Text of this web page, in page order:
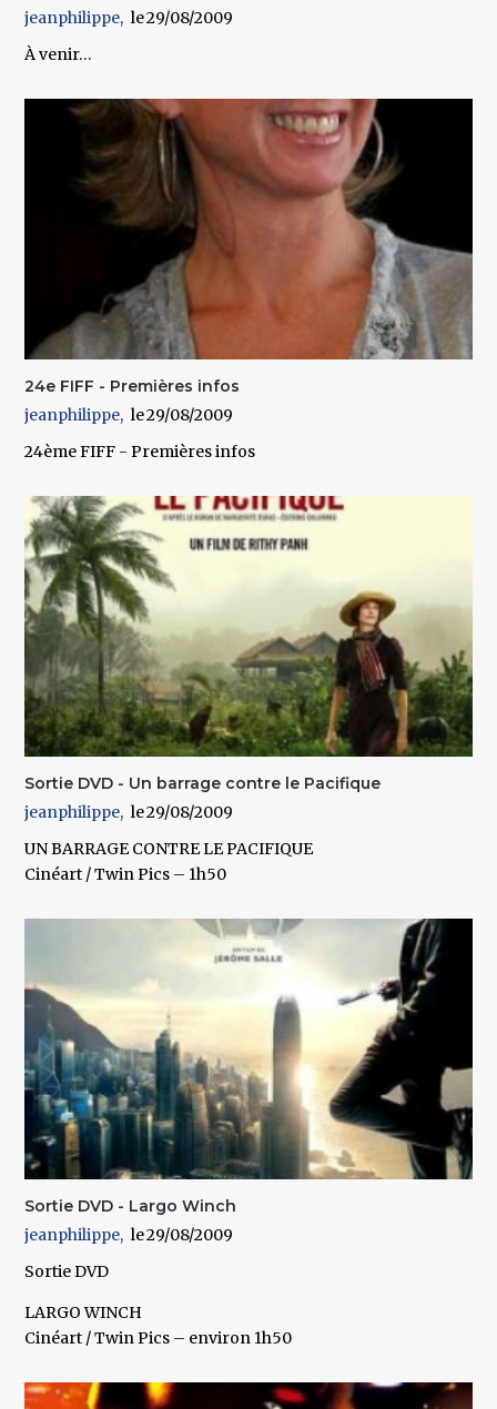
jeanphilippe
29/08/2009
À venir…
24e FIFF - Premières infos
jeanphilippe
29/08/2009
24ème FIFF - Premières infos
Sortie DVD - Un barrage contre le Pacifique
jeanphilippe
29/08/2009
UN BARRAGE CONTRE LE PACIFIQUE
Cinéart / Twin Pics – 1h50
Sortie DVD - Largo Winch
jeanphilippe
29/08/2009
Sortie DVD
LARGO WINCH
Cinéart / Twin Pics – environ 1h50